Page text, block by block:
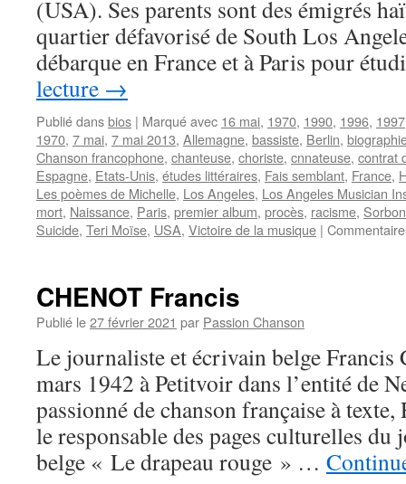
(USA). Ses parents sont des émigrés
quartier défavorisé de South Los
débarque en France et à Paris pour
lecture →
Publié dansbios | Marqué avec 16 mai, 1970, 1990, 1996, 1997
1970, 7 mai, 7 mai 2013, Allemagne, bassiste, Berlin,
Chanson francophone, chanteuse, choriste, cnnateuse, contrat
Espagne, Etats-Unis, études littéraires, Fais semblant, France,
Les poèmes de Michelle, Los Angeles, Los Angeles Musician
mort, Naissance, Paris, premier album, procès, racisme,
Suicide, Teri Moïse, USA, Victoire de la musique |
CHENOT Francis
Publié le27 février 2021 par Passion Chanson
Le journaliste et écrivain belge Francis
mars 1942 à Petitvoir dans l’entité de
passionné de chanson française à
le responsable des pages culturelles
belge « Le drapeau rouge » …